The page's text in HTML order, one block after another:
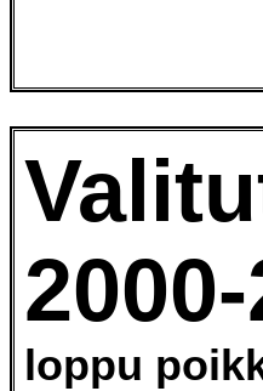
loppu